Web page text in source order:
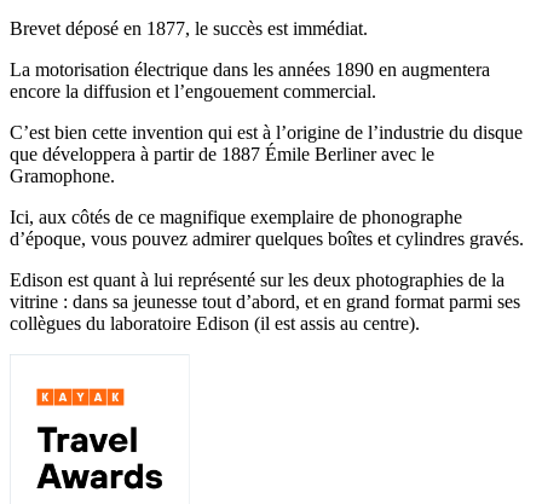
Brevet déposé en 1877, le succès est immédiat.
La motorisation électrique dans les années 1890 en augmentera
encore la diffusion et l’engouement commercial.
C’est bien cette invention qui est à l’origine de l’industrie du disque
que développera à partir de 1887 Émile Berliner avec le
Gramophone.
Ici, aux côtés de ce magnifique exemplaire de phonographe
d’époque, vous pouvez admirer quelques boîtes et cylindres gravés.
Edison est quant à lui représenté sur les deux photographies de la
vitrine : dans sa jeunesse tout d’abord, et en grand format parmi ses
collègues du laboratoire Edison (il est assis au centre).